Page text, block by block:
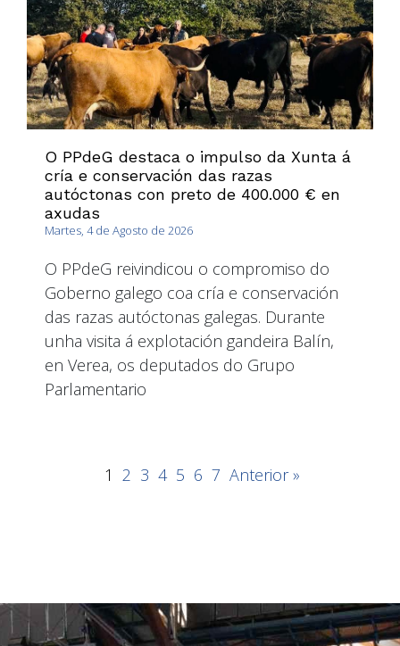
O PPdeG destaca o impulso da Xunta á
cría e conservación das razas
autóctonas con preto de 400.000 € en
axudas
Martes, 4 de Agosto de 2026
O PPdeG reivindicou o compromiso do
Goberno galego coa cría e conservación
das razas autóctonas galegas. Durante
unha visita á explotación gandeira Balín,
en Verea, os deputados do Grupo
Parlamentario
1 2 3 4 5 6 7 Anterior »